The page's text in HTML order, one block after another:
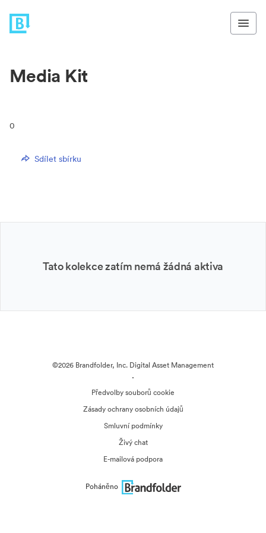
Media Kit
0
Sdílet sbírku
Tato kolekce zatím nemá žádná aktiva
©2026 Brandfolder, Inc. Digital Asset Management
·
Předvolby souborů cookie
Zásady ochrany osobních údajů
Smluvní podmínky
Živý chat
E-mailová podpora
Poháněno